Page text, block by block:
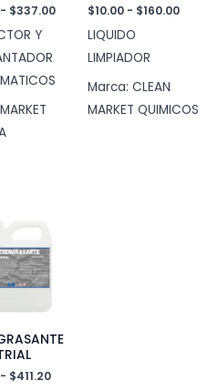
- $337.00Rango
precios:
desde
hasta
Y
$10.00 - $160.00
LIQUIDO
LIMPIADOR
Marca: CLEAN
MARKET QUIMICOS
- $411.20Rango